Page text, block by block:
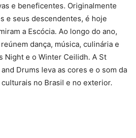
e beneficentes. Originalmente
e seus descendentes, é hoje
a Escócia. Ao longo do ano,
dança, música, culinária e
Night e o Winter Ceilidh. A St
Drums leva as cores e o som da
no Brasil e no exterior.